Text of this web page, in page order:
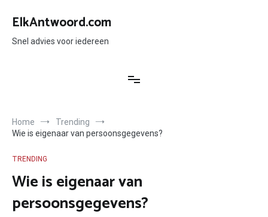
naar
inhoud
ElkAntwoord.com
Snel advies voor iedereen
Home
Trending
Wie is eigenaar van persoonsgegevens?
TRENDING
Wie is eigenaar van
persoonsgegevens?